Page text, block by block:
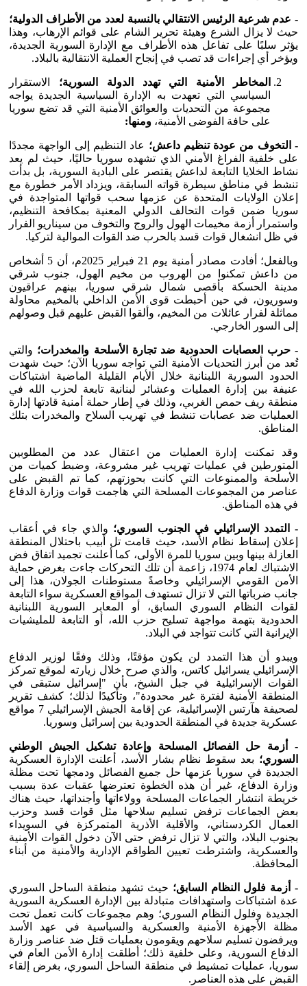
- عدم شرعية الرئيس الانتقالي بالنسبة لعدد من الأطراف الدولية؛
حيث لا يزال الشرع وهيئة تحرير الشام على قوائم الإرهاب، وهذا
يؤثر سلبًا على تفاعل هذه الأطراف مع الإدارة السورية الجديدة،
ويؤخر أي إجراءات قد تصب في إنجاح العملية الانتقالية بالبلاد.
المخاطر الأمنية التي تهدد الدولة السورية؛
الاستقرار
السياسي التي تعهدت به الإدارة السياسية الجديدة يواجه
مجموعة من التحديات والعوائق الأمنية التي قد تضع سوريا
على حافة الفوضى الأمنية، ومنها:
- التخوف من عودة تنظيم داعش؛ عاد التنظيم إلى الواجهة مجددًا
على خلفية الفراغ الأمني الذي تشهده سوريا حاليًا، حيث لم يعد
نشاط الخلايا التابعة لداعش يقتصر على البادية السورية، بل بدأت
تنشط في مناطق سيطرة قواته السابقة، ويزداد الأمر خطورة مع
إعلان الولايات المتحدة عن عزمها سحب قواتها المتواجدة في
سوريا ضمن قوات التحالف الدولي المعنية بمكافحة التنظيم،
واستمرار أزمة مخيمات الهول والروج والتخوف من سيناريو الفرار
في ظل انشغال قوات قسد بالحرب ضد القوات الموالية لتركيا.
وبالفعل؛ أفادت مصادر أمنية يوم 21 فبراير 2025م، أن 5 أشخاص
من داعش تمكنوا من الهروب من مخيم الهول، جنوب شرقي
مدينة الحسكة بأقصى شمال شرقي سوريا، بينهم عراقيون
وسوريون، في حين أحبطت قوى الأمن الداخلي بالمخيم محاولة
مماثلة لفرار عائلات من المخيم، وألقوا القبض عليهم قبل وصولهم
إلى السور الخارجي.
- حرب العصابات الحدودية ضد تجارة الأسلحة والمخدرات؛ والتي
تُعد من أبرز التحديات الأمنية التي تواجه سوريا الآن؛ حيث شهدت
الحدود السورية اللبنانية خلال الأيام القليلة الماضية اشتباكات
عنيفة بين إدارة العمليات وعشائر لبنانية تابعة لحزب الله في
منطقة ريف حمص الغربي، وذلك في إطار حملة أمنية قادتها إدارة
العمليات ضد عصابات تنشط في تهريب السلاح والمخدرات بتلك
المناطق.
وقد تمكنت إدارة العمليات من اعتقال عدد من المطلوبين
المتورطين في عمليات تهريب غير مشروعة، وضبط كميات من
الأسلحة والممنوعات التي كانت بحوزتهم، كما تم القبض على
عناصر من المجموعات المسلحة التي هاجمت قوات وزارة الدفاع
في هذه المناطق.
- التمدد الإسرائيلي في الجنوب السوري؛ والذي جاء في أعقاب
إعلان إسقاط نظام الأسد، حيث قامت تل أبيب باحتلال المنطقة
العازلة بينها وبين سوريا للمرة الأولى، كما أعلنت تجميد اتفاق فض
الاشتباك لعام 1974، زاعمة أن تلك التحركات جاءت بغرض حماية
الأمن القومي الإسرائيلي وخاصةً مستوطنات الجولان، هذا إلى
جانب ضرباتها التي لا تزال تستهدف المواقع العسكرية سواء التابعة
لقوات النظام السوري السابق، أو المعابر السورية اللبنانية
الحدودية بتهمة مواجهة تسليح حزب الله، أو التابعة للمليشيات
الإيرانية التي كانت تتواجد في البلاد.
ويبدو أن هذا التمدد لن يكون مؤقتًا، وذلك وفقًا لوزير الدفاع
الإسرائيلي يسرائيل كاتس، والذي صرح خلال زيارته لموقع تمركز
القوات الإسرائيلية في جبل الشيخ، بأن "إسرائيل ستبقى في
المنطقة الأمنية لفترة غير محدودة"، وتأكيدًا لذلك؛ كشف تقرير
لصحيفة هآرتس الإسرائيلية، عن إقامة الجيش الإسرائيلي 7 مواقع
عسكرية جديدة في المنطقة الحدودية بين إسرائيل وسوريا.
- أزمة حل الفصائل المسلحة وإعادة تشكيل الجيش الوطني
السوري؛ بعد سقوط نظام بشار الأسد، أعلنت الإدارة العسكرية
الجديدة في سوريا عزمها حل جميع الفصائل ودمجها تحت مظلة
وزارة الدفاع، غير أن هذه الخطوة تعترضها عقبات عدة بسبب
خريطة انتشار الجماعات المسلحة وولاءاتها وأجنداتها، حيث هناك
بعض الجماعات ترفض تسليم سلاحها مثل قوات قسد وحزب
العمال الكردستاني، والأقلية الأذرية المتمركزة في السويداء
بجنوب البلاد، والتي لا تزال ترفض حتى الآن دخول القوات الأمنية
والعسكرية، واشترطت تعيين الطواقم الإدارية والأمنية من أبناء
المحافظة.
- أزمة فلول النظام السابق؛ حيث تشهد منطقة الساحل السوري
عدة اشتباكات واستهدافات متبادلة بين الإدارة العسكرية السورية
الجديدة وفلول النظام السوري؛ وهم مجموعات كانت تعمل تحت
مظلة الأجهزة الأمنية والعسكرية والسياسية في عهد الأسد
ويرفضون تسليم سلاحهم ويقومون بعمليات قتل ضد عناصر وزارة
الدفاع السورية، وعلى خلفية ذلك؛ أطلقت إدارة الأمن العام في
سوريا، عمليات تمشيط في منطقة الساحل السوري، بغرض إلقاء
القبض على هذه العناصر.